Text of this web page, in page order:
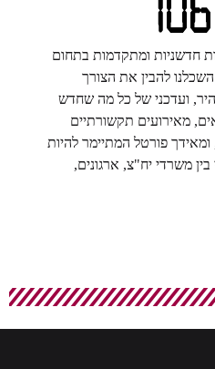
חדשניות ומתקדמות בתחום
להבין את הצורך
ועדכני של כל מה שחדש
מאירועים תקשורתיים
פורטל המתיימר להיות
משרדי יח"צ, ארגונים,